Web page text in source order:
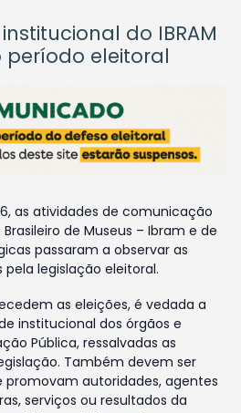
do IBRAM
período eleitoral
as atividades de comunicação
de Museus – Ibram e de
passaram a observar as
legislação eleitoral.
as eleições, é vedada a
institucional dos órgãos e
Pública, ressalvadas as
Também devem ser
autoridades, agentes
serviços ou resultados da